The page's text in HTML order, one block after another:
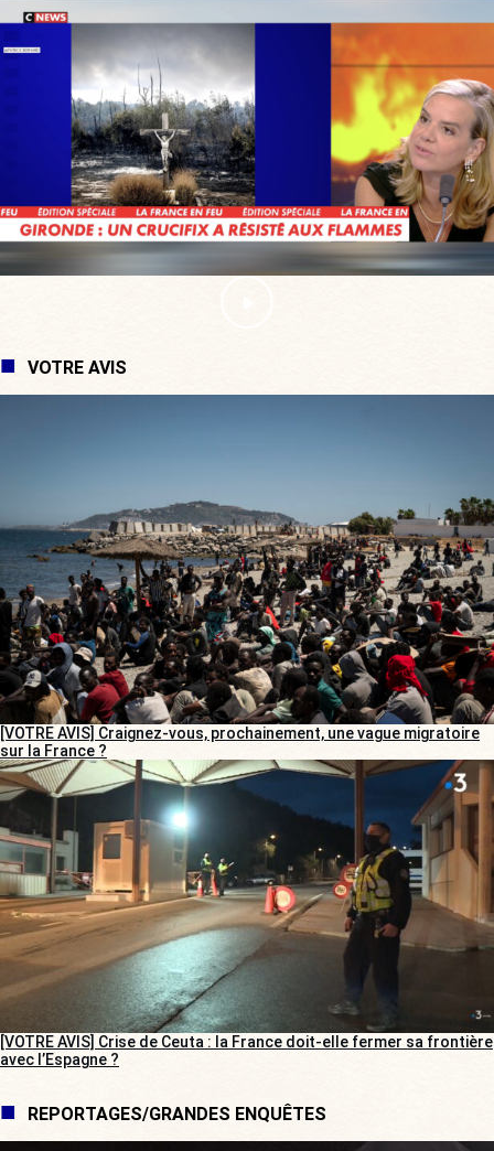
VOTRE AVIS
[VOTRE AVIS] Craignez-vous, prochainement, une vague migratoire
sur la France ?
[VOTRE AVIS] Crise de Ceuta : la France doit-elle fermer sa frontière
avec l’Espagne ?
REPORTAGES/GRANDES ENQUÊTES